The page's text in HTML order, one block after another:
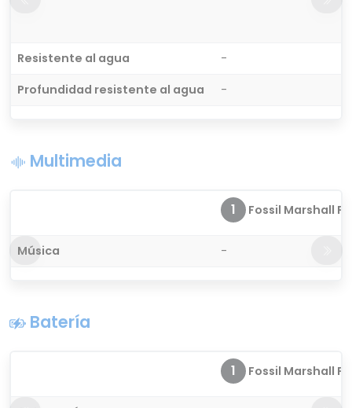
Resistente al agua
-
Profundidad resistente al agua
-
Multimedia
1 Fossil Marshall
Música -
Batería
1 Fossil Marshall